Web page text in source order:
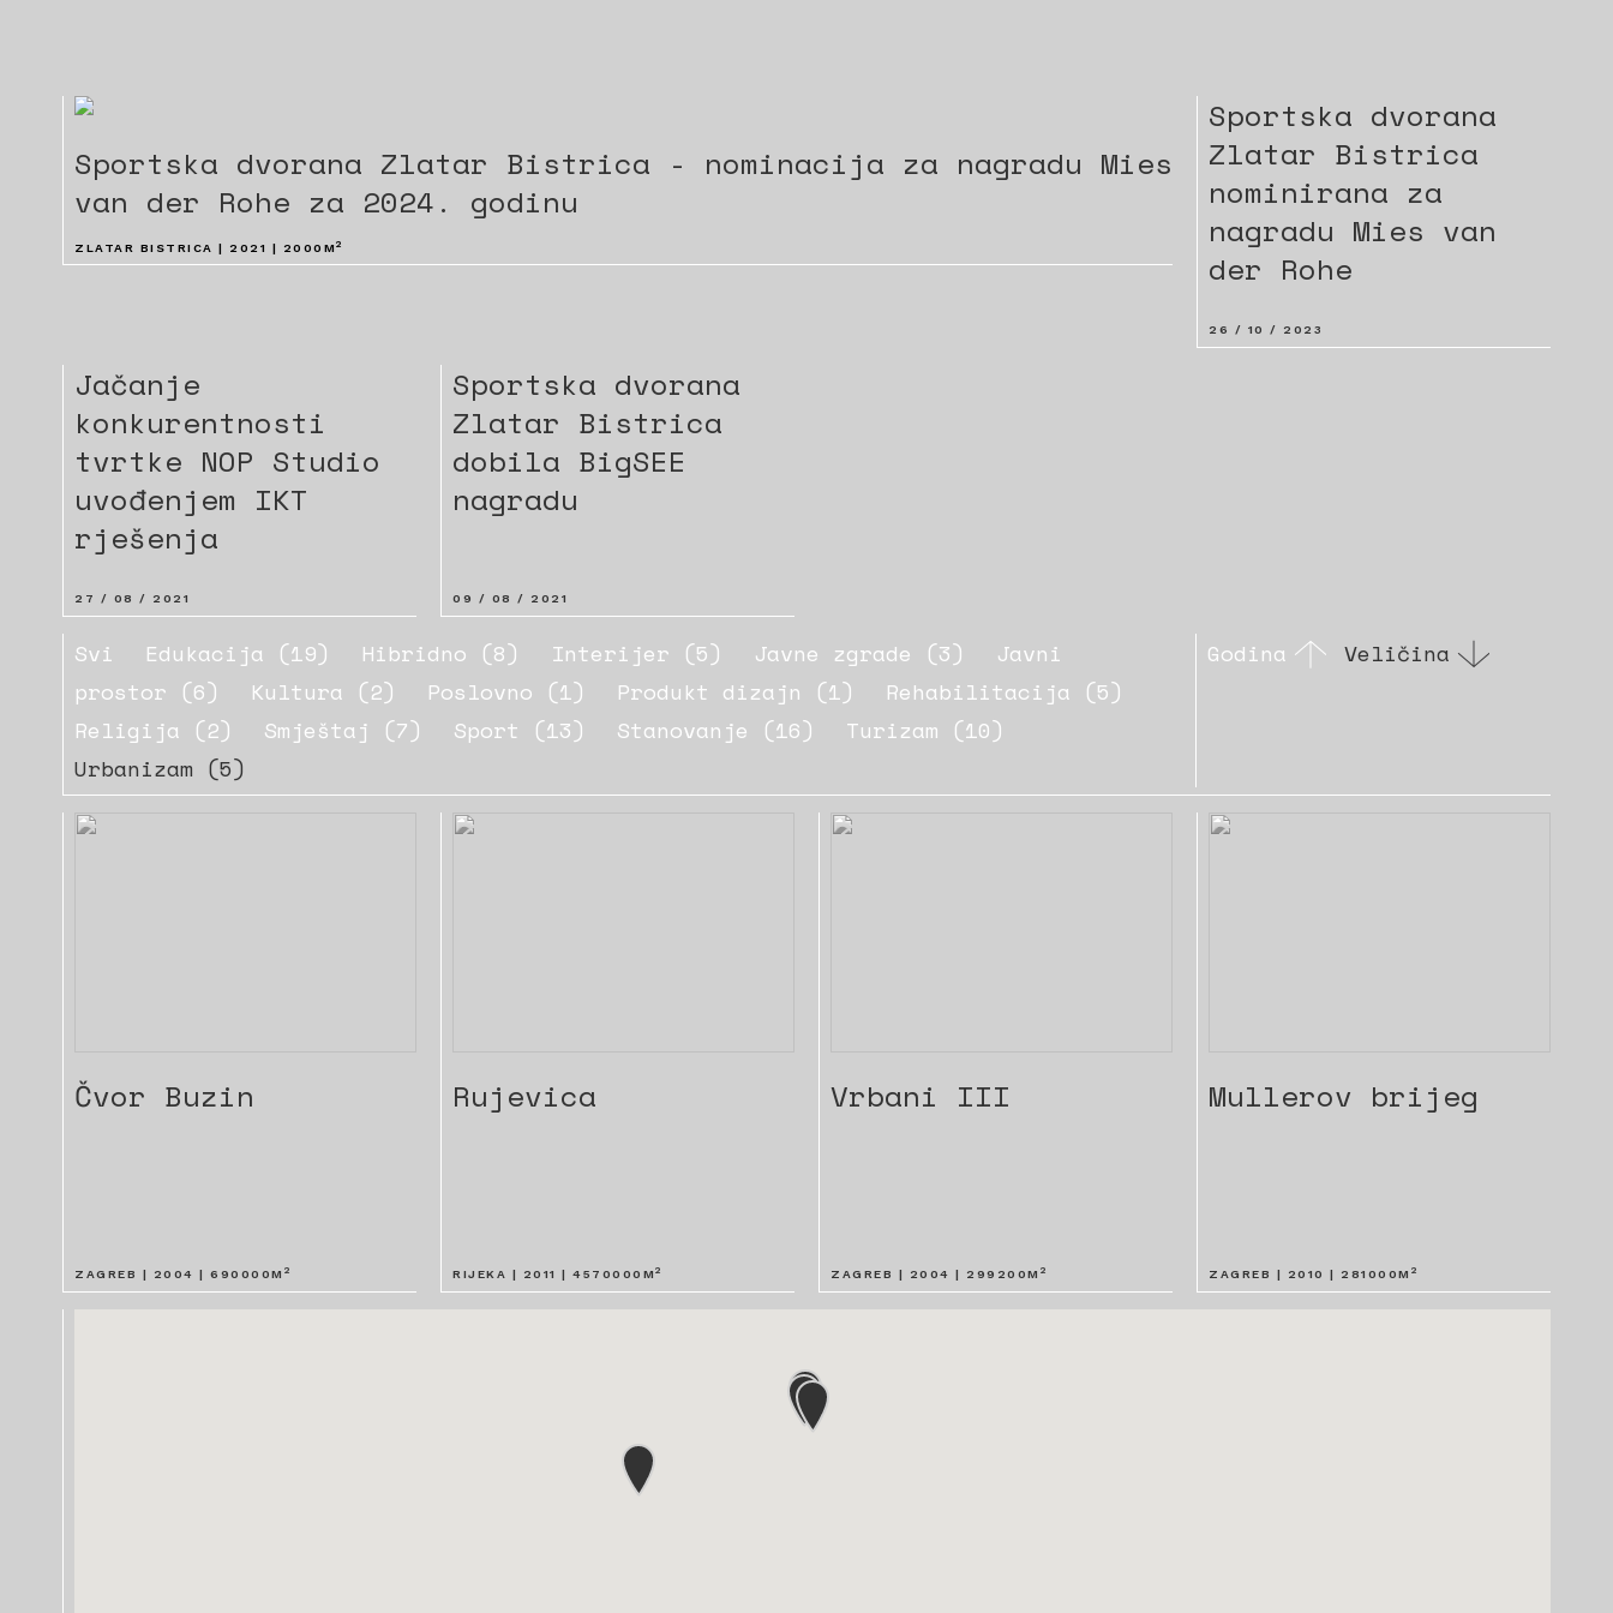
Sportska dvorana Zlatar Bistrica - nominacija za nagradu Mies
van der Rohe za 2024. godinu
ZLATAR BISTRICA | 2021 | 2000M 2
Sportska dvorana
Zlatar Bistrica
nominirana za
nagradu Mies van
der Rohe
26 / 10 / 2023
Jačanje
konkurentnosti
tvrtke NOP Studio
uvođenjem IKT
rješenja
27 / 08 / 2021
Sportska dvorana
Zlatar Bistrica
dobila BigSEE
nagradu
09 / 08 / 2021
Svi Edukacija (19) Hibridno (8) Interijer (5) Javne zgrade (3)
Javni
prostor (6)
Kultura (2) Poslovno (1) Produkt dizajn (1)
Rehabilitacija (5)
Religija (2)
Smještaj (7) Sport (13) Stanovanje (16)
Turizam (10)
Urbanizam (5)
Godina Veličina
Čvor Buzin
ZAGREB | 2004 | 690000M 2
Rujevica
RIJEKA | 2011 | 4570000 M 2
Vrbani III
ZAGREB | 2004 | 299200M 2
Mullerov brijeg
ZAGREB | 2010 | 281000M 2